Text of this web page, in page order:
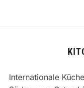
Internationale